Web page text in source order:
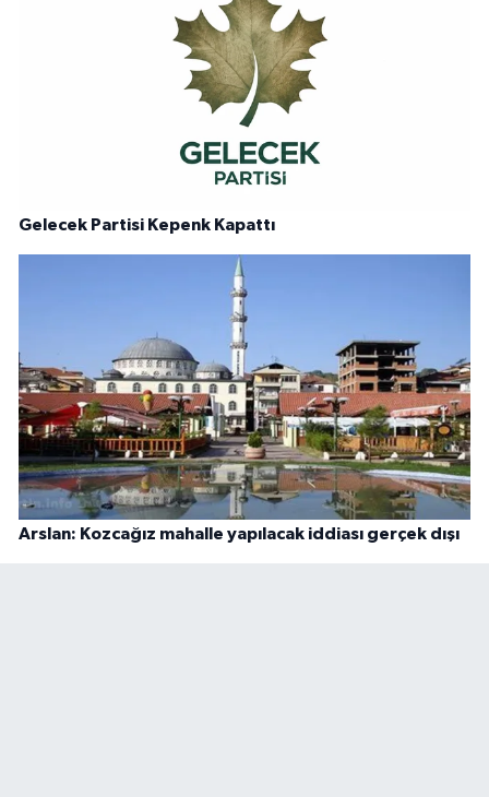
Gelecek Partisi Kepenk Kapattı
Arslan: Kozcağız mahalle yapılacak iddiası gerçek dışı